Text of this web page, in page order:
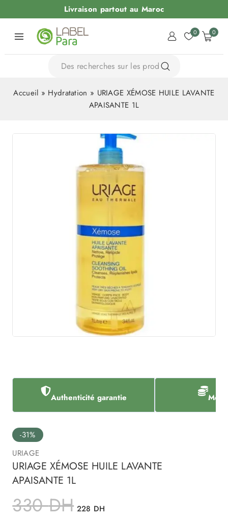
Livraison partout au Maroc
0 0
Accueil » Hydratation » URIAGE XÉMOSE HUILE LAVANTE
APAISANTE 1L
Authenticité garantie
-31%
URIAGE
URIAGE XÉMOSE HUILE LAVANTE
APAISANTE 1L
330DH 228 DH